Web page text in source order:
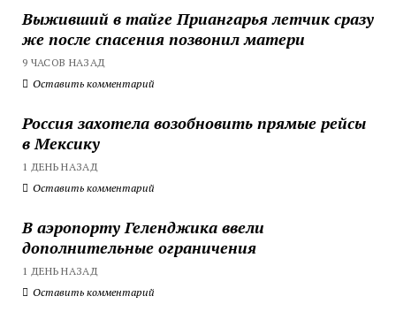
Выживший в тайге Приангарья летчик сразу
же после спасения позвонил матери
9 ЧАСОВ НАЗАД
Оставить комментарий
Россия захотела возобновить прямые рейсы
в Мексику
1 ДЕНЬ НАЗАД
Оставить комментарий
В аэропорту Геленджика ввели
дополнительные ограничения
1 ДЕНЬ НАЗАД
Оставить комментарий